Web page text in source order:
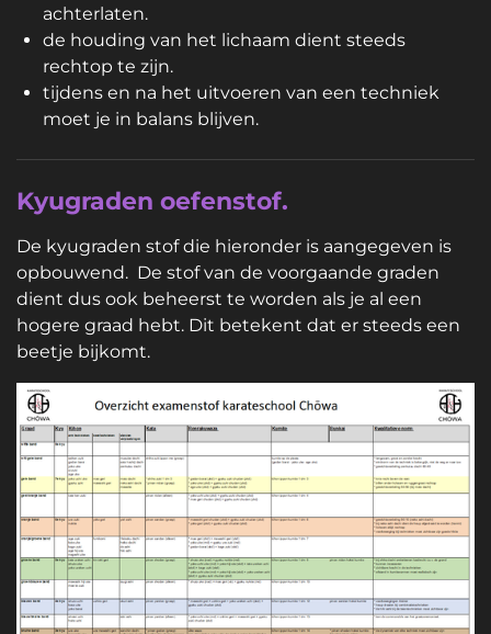
achterlaten.
de houding van het lichaam dient steeds
rechtop te zijn.
tijdens en na het uitvoeren van een techniek
moet je in balans blijven.
Kyugraden oefenstof.
De kyugraden stof die hieronder is aangegeven is
opbouwend. De stof van de voorgaande graden
dient dus ook beheerst te worden als je al een
hogere graad hebt. Dit betekent dat er steeds een
beetje bijkomt.